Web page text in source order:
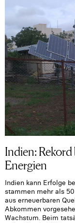
Indien:
Energien
Indien kann Erfolge
stammen mehr als
aus erneuerbaren
Abkommen
Wachstum. Beim